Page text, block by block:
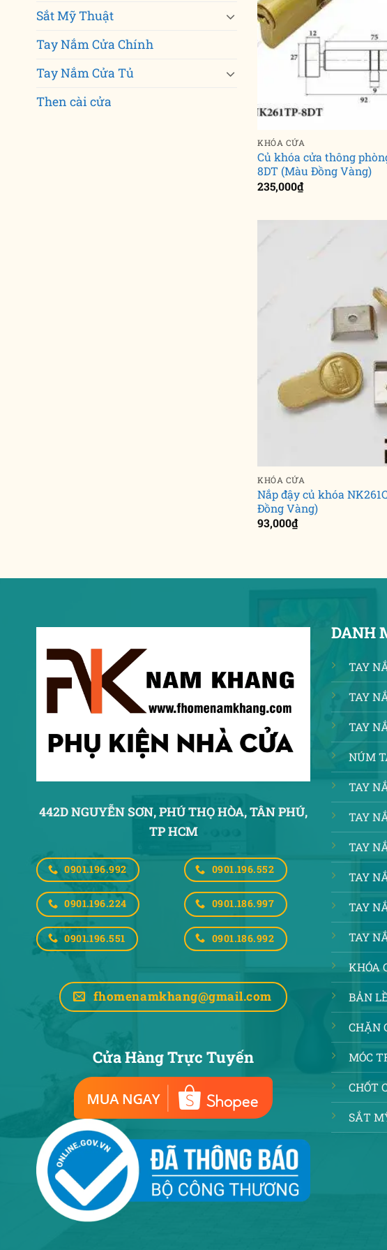
Sắt Mỹ Thuật
Tay Nắm Cửa Chính
Tay Nắm Cửa Tủ
Then cài cửa
KHÓA CỬA
Củ khóa cửa thông
8DT (Màu Đồng Vàng)
235,000₫
KHÓA CỬA
Nắp đậy củ khóa
Đồng Vàng)
93,000₫
442D NGUYỄN SƠN, PHÚ THỌ HÒA,TÂN PHÚ,
TP HCM
0901.196.992
0901.196.224
0901.196.551
0901.196.552
0901.186.997
0901.186.992
fhomenamkhang@gmail.com
Cửa Hàng Trực Tuyến
DANH
TAY
TAY
TAY
NÚM
TAY
TAY
TAY
TAY
TAY
TAY
KHÓA
BẢN
CHẶN
MÓC
CHỐT
SẮT